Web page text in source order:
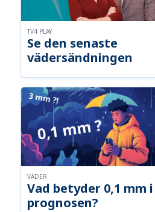
Se den senaste
vädersändningen
TV4 PLAY
Vad betyder 0,1 mm i
prognosen?
VÄDER